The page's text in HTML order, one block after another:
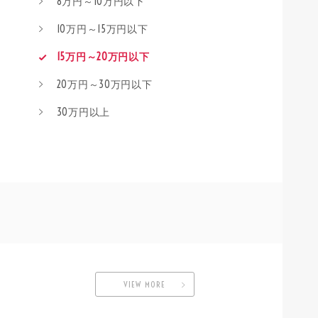
10万円～15万円以下
15万円～20万円以下
20万円～30万円以下
30万円以上
VIEW MORE